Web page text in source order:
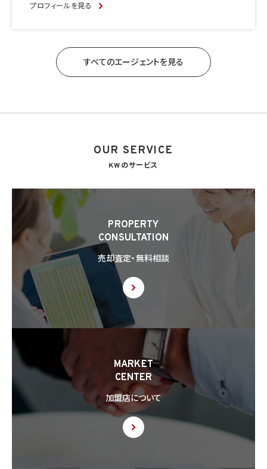
プロフィールを見る
すべてのエージェントを見る
OUR SERVICE
KWのサービス
PROPERTY
CONSULTATION
売却査定・無料相談
MARKET
CENTER
加盟店について